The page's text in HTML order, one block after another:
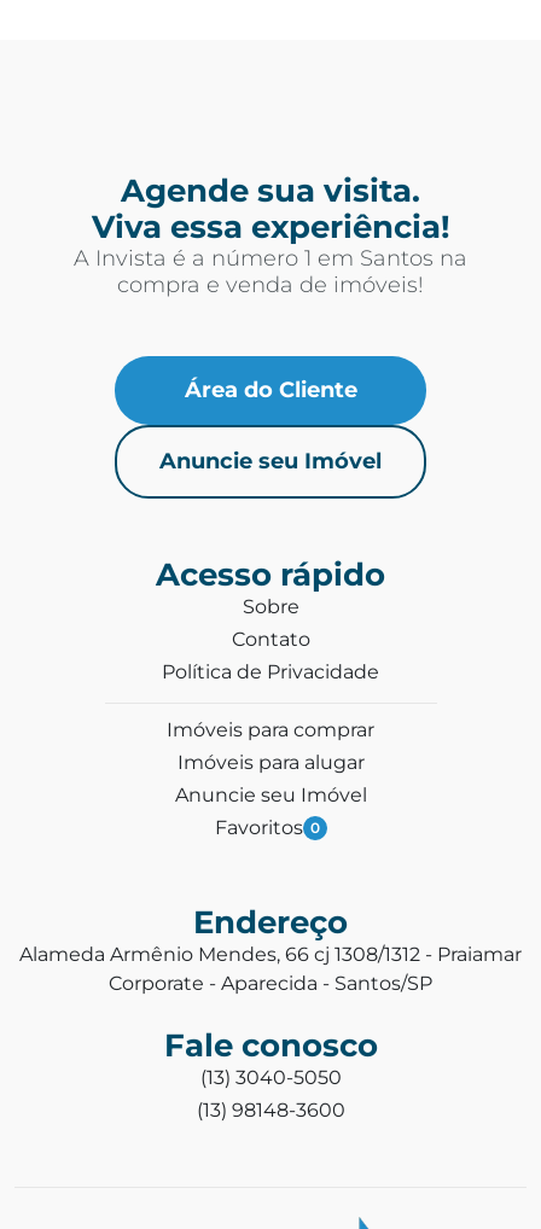
Agende sua visita.
Viva essa experiência!
A Invista é a número 1 em Santos na
compra e venda de imóveis!
Área do Cliente
Anuncie seu Imóvel
Acesso rápido
Sobre
Contato
Política de Privacidade
Imóveis para comprar
Imóveis para alugar
Anuncie seu Imóvel
Favoritos 0
Endereço
Alameda Armênio Mendes, 66 cj 1308/1312 - Praiamar
Corporate - Aparecida - Santos/SP
Fale conosco
(13) 3040-5050
(13) 98148-3600